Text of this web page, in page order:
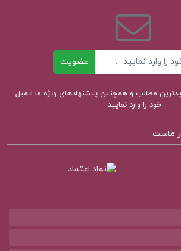
های بیابانی محمود دولت آبادی
عضویت
مطالب و همچنین پیشنهادهای ویژه ما ایمیل
خود را وارد نمایید.
ماست